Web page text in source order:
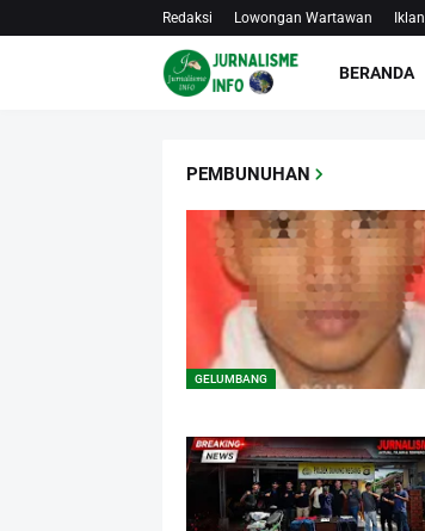
Redaksi Lowongan Wartawan Iklan
BERANDA
PEMBUNUHAN
GELUMBANG